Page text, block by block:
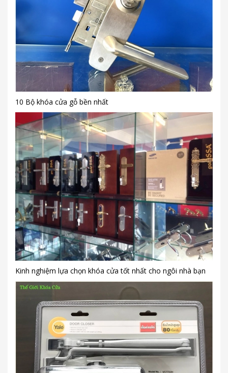
10 Bộ khóa cửa gỗ bền nhất
Kinh nghiệm lựa chọn khóa cửa tốt nhất cho ngôi nhà bạn